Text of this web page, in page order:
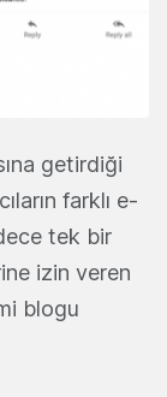
getirdiği
farklı e-
tek bir
izin veren
blogu